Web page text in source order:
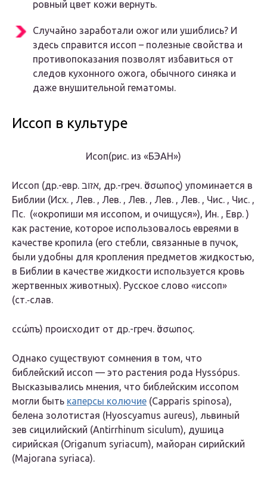
ровный цвет кожи вернуть.
Случайно заработали ожог или ушиблись? И
здесь справится иссоп – полезные свойства и
противопоказания позволят избавиться от
следов кухонного ожога, обычного синяка и
даже внушительной гематомы.
Иссоп в культуре
Исоп(рис. из «БЭАН»)
Иссоп (др.-евр. אזוב, др.-греч. ὕσσωπος) упоминается в
Библии (Исх. , Лев. , Лев. , Лев. , Лев. , Лев. , Чис. , Чис. ,
Пс. («окропиши мя иссопом, и очищуся»), Ин. , Евр. )
как растение, которое использовалось евреями в
качестве кропила (его стебли, связанные в пучок,
были удобны для кропления предметов жидкостью,
в Библии в качестве жидкости используется кровь
жертвенных животных). Русское слово «иссоп»
(ст.‑слав.
ccώпъ) происходит от др.-греч. ὕσσωπος.
Однако существуют сомнения в том, что
библейский иссоп — это растения рода Hyssópus.
Высказывались мнения, что библейским иссопом
могли быть каперсы колючие (Capparis spinosa),
белена золотистая (Hyoscyamus aureus), львиный
зев сицилийский (Antirrhinum siculum), душица
сирийская (Origanum syriacum), майоран сирийский
(Majorana syriaca).